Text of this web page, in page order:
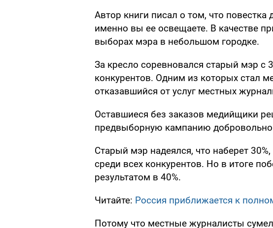
Автор книги писал о том, что повестка
именно вы ее освещаете. В качестве
выборах мэра в небольшом городке.
За кресло соревновался старый мэр с
конкурентов. Одним из которых стал
отказавшийся от услуг местных
Оставшиеся без заказов медийщики
предвыборную кампанию
Старый мэр надеялся, что наберет
среди всех конкурентов. Но в итоге
результатом в 40%.
Читайте: Россия приближается к
Потому что местные журналисты